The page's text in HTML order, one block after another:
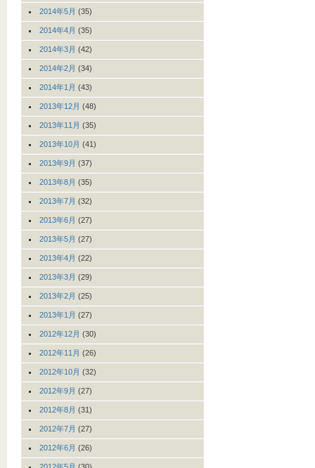
2014年5月 (35)
2014年4月 (35)
2014年3月 (42)
2014年2月 (34)
2014年1月 (43)
2013年12月 (48)
2013年11月 (35)
2013年10月 (41)
2013年9月 (37)
2013年8月 (35)
2013年7月 (32)
2013年6月 (27)
2013年5月 (27)
2013年4月 (22)
2013年3月 (29)
2013年2月 (25)
2013年1月 (27)
2012年12月 (30)
2012年11月 (26)
2012年10月 (32)
2012年9月 (27)
2012年8月 (31)
2012年7月 (27)
2012年6月 (26)